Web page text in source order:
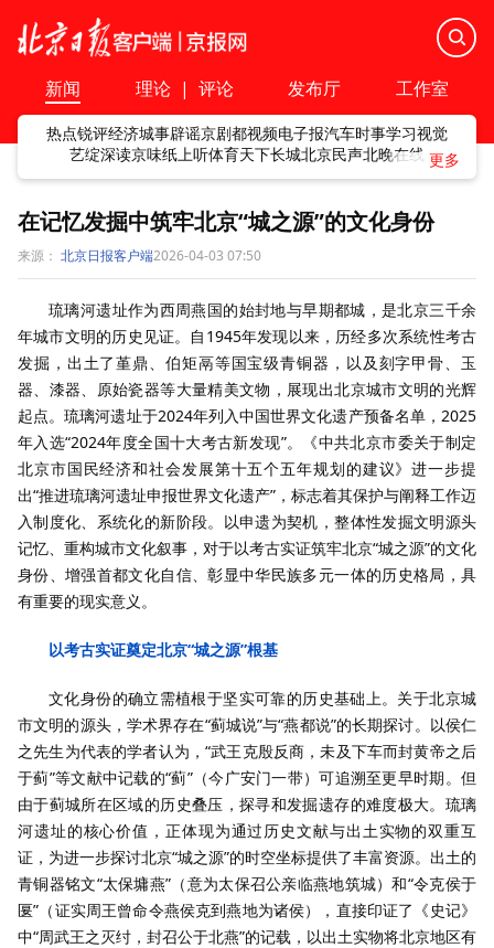
新闻 理论 | 评论 发布厅 工作室
热点锐评经济城事辟谣京剧都视频电子报汽车时事学习视觉
艺绽深读京味纸上听体育天下长城北京民声北晚在线
在记忆发掘中筑牢北京“城之源”的文化身份
来源： 北京日报客户端2026-04-03 07:50
琉璃河遗址作为西周燕国的始封地与早期都城，是北京三千余
年城市文明的历史见证。自1945年发现以来，历经多次系统性考古
发掘，出土了堇鼎、伯矩鬲等国宝级青铜器，以及刻字甲骨、玉
器、漆器、原始瓷器等大量精美文物，展现出北京城市文明的光辉
起点。琉璃河遗址于2024年列入中国世界文化遗产预备名单，2025
年入选“2024年度全国十大考古新发现”。《中共北京市委关于制定
北京市国民经济和社会发展第十五个五年规划的建议》进一步提
出“推进琉璃河遗址申报世界文化遗产”，标志着其保护与阐释工作迈
入制度化、系统化的新阶段。以申遗为契机，整体性发掘文明源头
记忆、重构城市文化叙事，对于以考古实证筑牢北京“城之源”的文化
身份、增强首都文化自信、彰显中华民族多元一体的历史格局，具
有重要的现实意义。
以考古实证奠定北京“城之源”根基
文化身份的确立需植根于坚实可靠的历史基础上。关于北京城
市文明的源头，学术界存在“蓟城说”与“燕都说”的长期探讨。以侯仁
之先生为代表的学者认为，“武王克殷反商，未及下车而封黄帝之后
于蓟”等文献中记载的“蓟”（今广安门一带）可追溯至更早时期。但
由于蓟城所在区域的历史叠压，探寻和发掘遗存的难度极大。琉璃
河遗址的核心价值，正体现为通过历史文献与出土实物的双重互
证，为进一步探讨北京“城之源”的时空坐标提供了丰富资源。出土的
青铜器铭文“太保墉燕”（意为太保召公亲临燕地筑城）和“令克侯于
匽”（证实周王曾命令燕侯克到燕地为诸侯），直接印证了《史记》
中“周武王之灭纣，封召公于北燕”的记载，以出土实物将北京地区有